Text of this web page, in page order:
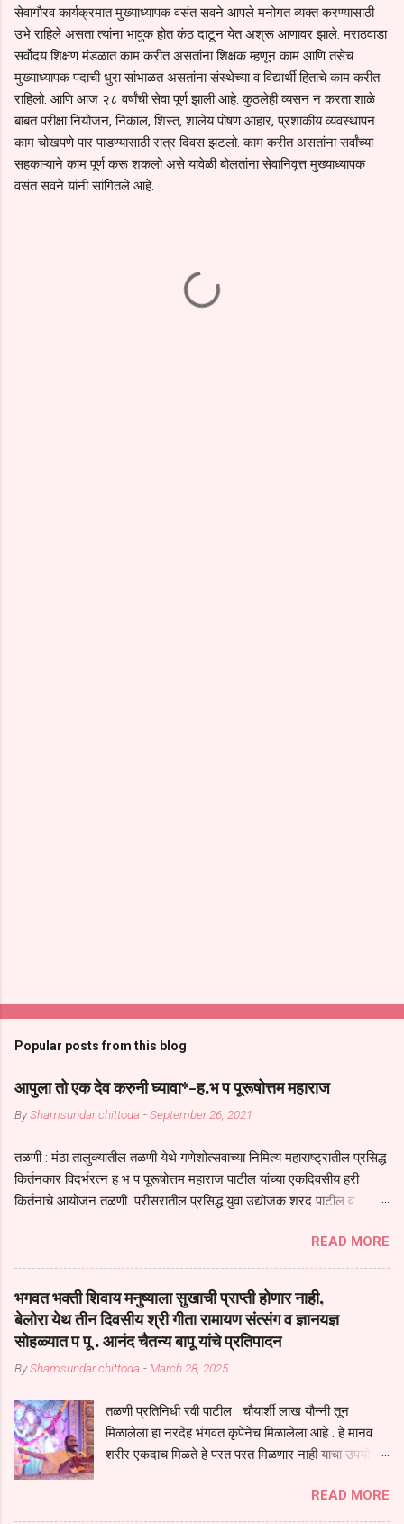
सेवागौरव कार्यक्रमात मुख्याध्यापक वसंत सवने आपले मनोगत व्यक्त करण्यासाठी
उभे राहिले असता त्यांना भावुक होत कंठ दाटून येत अश्रू आणावर झाले. मराठवाडा
सर्वोदय शिक्षण मंडळात काम करीत असतांना शिक्षक म्हणून काम आणि तसेच
मुख्याध्यापक पदाची धुरा सांभाळत असतांना संस्थेच्या व विद्यार्थी हिताचे काम करीत
राहिलो. आणि आज २८ वर्षांची सेवा पूर्ण झाली आहे. कुठलेही व्यसन न करता शाळे
बाबत परीक्षा नियोजन, निकाल, शिस्त, शालेय पोषण आहार, प्रशाकीय व्यवस्थापन
काम चोखपणे पार पाडण्यासाठी रात्र दिवस झटलो. काम करीत असतांना सर्वांच्या
सहकाऱ्याने काम पूर्ण करू शकलो असे यावेळी बोलतांना सेवानिवृत्त मुख्याध्यापक
वसंत सवने यांनी सांगितले आहे.
Popular posts from this blog
आपुला तो एक देव करुनी घ्यावा*-ह.भ प पूरूषोत्तम महाराज
ByShamsundar chittoda -September 26, 2021
तळणी : मंठा तालुक्यातील तळणी येथे गणेशोत्सवाच्या निमित्य महाराष्ट्रातील प्रसिद्ध
किर्तनकार विदर्भरत्न ह भ प पूरूषोत्तम महाराज पाटील यांच्या एकदिवसीय हरी
किर्तनाचे आयोजन तळणी परीसरातील प्रसिद्ध युवा उद्योजक शरद पाटील व
तुकाराम महाराज यांच्या *आपुला तो एक देव करुनी घ्यावा* *तेणे विन जिवा सुख
नोहे* *येरती माईक दुःखाची जनीती* *नाही आदी अंती अवसान* या अभंगावर
सुंदर निरूपण केले सध्य स्थितीचा काळ हा मानव जातीच्या परीक्षेचा काळ आहे
धर्ममंडपात बसलेली लोक ही खरच भाग्यवान आहेत कोरोना सारख्या महामारीत आपंण
जिवंत आहोत या महामारीतून जर आपल्याला वाचायचे असेल तर धार्मीक विचाराचा
आधार आपल्याला घ्यावाच लागेल महामारीच्या काळात वारकरी सप्रदायच खूप मोठा
आधार आहे सध्य स्थितीत मानव जातीची मानसीक अवस्था सक्षम असणे गरजेचे आहे
सगळ्याना करून दीली आहे मनुष्याच्या आयुष्यातील नामसाधना ही त्याच्यासाठी खूप
मोठा आधार असते परतू आज काल तीच साधना करण्याचा आळस आ...
READ MORE
भगवत भक्ती शिवाय मनुष्याला सुखाची प्राप्ती होणार नाही,
बेलोरा येथ तीन दिवसीय श्री गीता रामायण संत्संग व ज्ञानयज्ञ
सोहळ्यात प पू . आनंद चैतन्य बापू यांचे प्रतिपादन
ByShamsundar chittoda -March 28, 2025
तळणी प्रतिनिधी रवी पाटील चौयार्शी लाख यौन्नी तून
मिळालेला हा नरदेह भंगवत कृपेनेच मिळालेला आहे . हे मानव
शरीर एकदाच मिळते हे परत परत मिळणार नाही याचा उपयोग
संचय सारखे असतील तेव्हाच मनुष्य जन्म मिळतो . . परतू
पुण्याचा संचय जर जास्त असेल तर तुम्हाला स्वर्गातील देवत्व
READ MORE